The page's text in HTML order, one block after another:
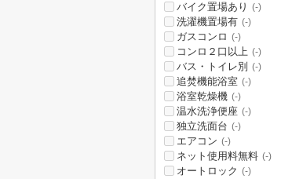
バイク置場あり (-)
洗濯機置場有 (-)
ガスコンロ (-)
コンロ２口以上 (-)
バス・トイレ別 (-)
追焚機能浴室 (-)
浴室乾燥機 (-)
温水洗浄便座 (-)
独立洗面台 (-)
エアコン (-)
ネット使用料無料 (-)
オートロック (-)